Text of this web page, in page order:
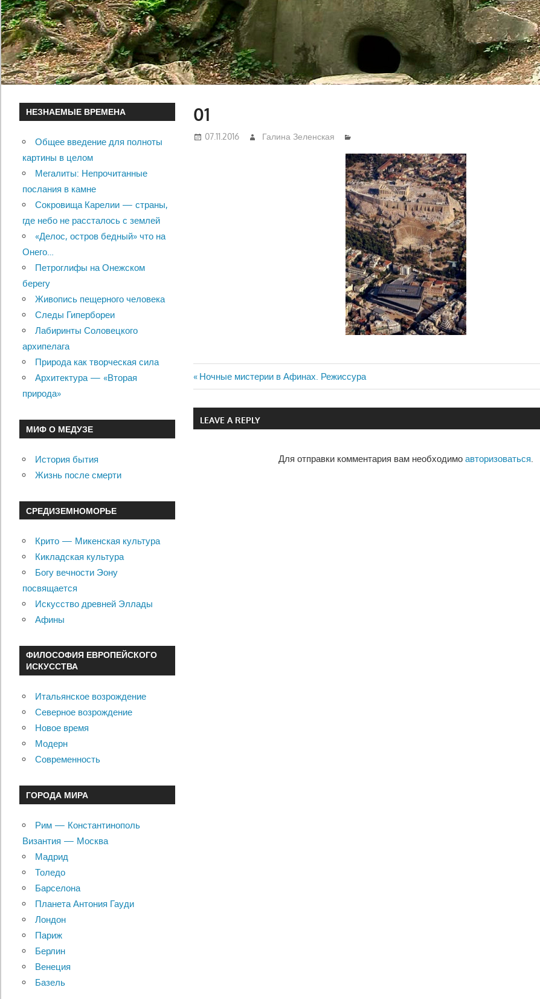
01
07.11.2016 Галина Зеленская
Навигация
по
Previous
Post:
Ночные мистерии в Афинах. Режиссура
LEAVE A REPLY
Для отправки комментария вам необходимо авторизоваться.
НЕЗНАЕМЫЕ ВРЕМЕНА
Общее введение для полноты
картины в целом
Мегалиты: Непрочитанные
послания в камне
Сокровища Карелии — страны,
где небо не рассталось с землей
«Делос, остров бедный» что на
Онего…
Петроглифы на Онежском
берегу
Живопись пещерного человека
Следы Гипербореи
Лабиринты Соловецкого
архипелага
Природа как творческая сила
Архитектура — «Вторая
природа»
МИФ О МЕДУЗЕ
История бытия
Жизнь после смерти
СРЕДИЗЕМНОМОРЬЕ
Крито — Микенская культура
Кикладская культура
Богу вечности Эону
посвящается
Искусство древней Эллады
Афины
ФИЛОСОФИЯ ЕВРОПЕЙСКОГО
ИСКУССТВА
Итальянское возрождение
Северное возрождение
Новое время
Модерн
Современность
ГОРОДА МИРА
Рим — Константинополь
Византия — Москва
Мадрид
Толедо
Барселона
Планета Антония Гауди
Лондон
Париж
Берлин
Венеция
Базель